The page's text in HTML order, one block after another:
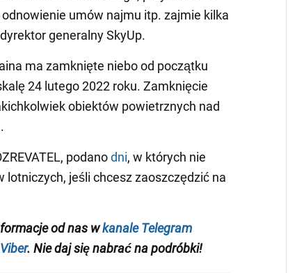
umów najmu itp. zajmie kilka
generalny SkyUp.
ma zamknięte niebo od początku
24 lutego 2022 roku. Zamknięcie
obiektów powietrznych nad
podanodni, w których nie
lotniczych, jeśli chcesz zaoszczędzić na
od nas wkanale Telegram
Viber. Nie daj się nabrać na podróbki!